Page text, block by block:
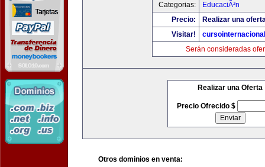
Categorias:
EducaciÃ³n
Precio:
Realizar una
Visitar!
Serán consideradas
Realizar una Oferta
Precio Ofrecido $
Otros dominios en venta: